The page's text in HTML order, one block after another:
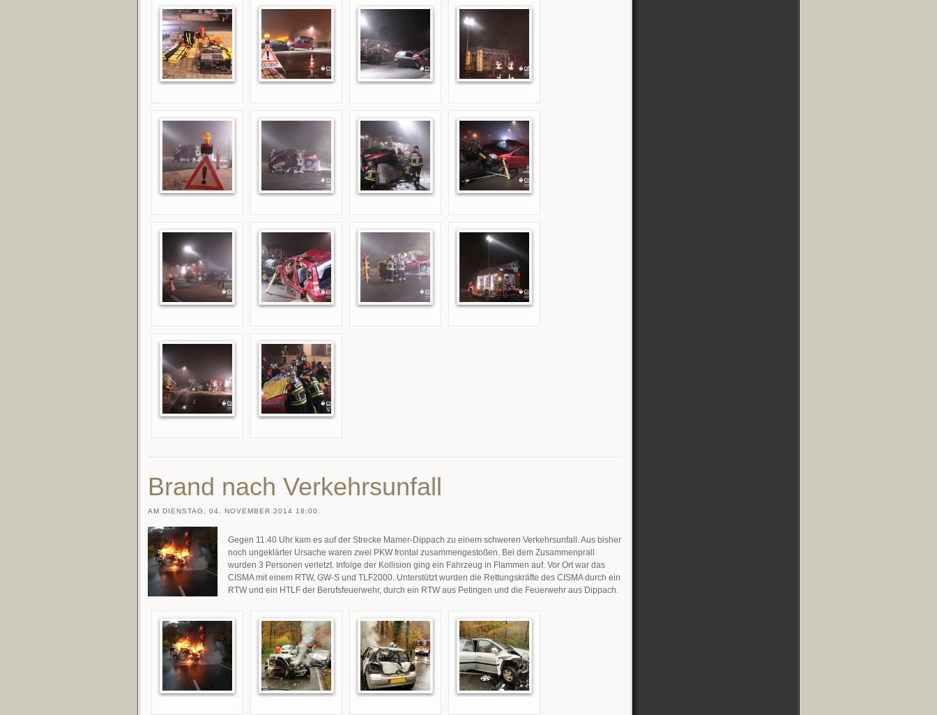
Brand nach Verkehrsunfall
AM DIENSTAG, 04. NOVEMBER 2014 18:00.
Gegen 11.40 Uhr kam es auf der Strecke Mamer-Dippach zu einem schweren Verkehrsunfall. Aus bisher
noch ungeklärter Ursache waren zwei PKW frontal zusammengestoßen. Bei dem Zusammenprall
wurden 3 Personen verletzt. Infolge der Kollision ging ein Fahrzeug in Flammen auf. Vor Ort war das
CISMA mit einem RTW, GW-S und TLF2000. Unterstützt wurden die Rettungskräfte des CISMA durch ein
RTW und ein HTLF der Berufsfeuerwehr, durch ein RTW aus Petingen und die Feuerwehr aus Dippach.